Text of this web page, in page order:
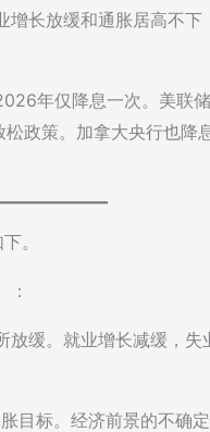
长放缓和通胀居高不
年仅降息一次。美联
政策。加拿大央行也
。
放缓。就业增长减缓，
目标。经济前景的不确